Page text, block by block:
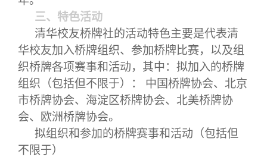
三、特色活动
清华校友桥牌社的活动特色主要是代表清
华校友加入桥牌组织、参加桥牌比赛，以及组
织桥牌各项赛事和活动，其中：拟加入的桥牌
组织（包括但不限于）： 中国桥牌协会、北京
市桥牌协会、海淀区桥牌协会、北美桥牌协
会、欧洲桥牌协会。
拟组织和参加的桥牌赛事和活动（包括但
不限于）